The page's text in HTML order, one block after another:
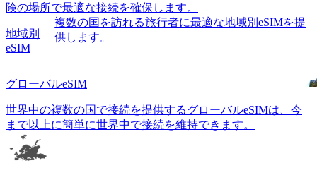
険の場所で最適な接続を確保します。
地域別
eSIM
複数の国を訪れる旅行者に最適な地域別eSIMを提
供します。
グローバルeSIM
世界中の複数の国で接続を提供するグローバルeSIMは、今
まで以上に簡単に世界中で接続を維持できます。